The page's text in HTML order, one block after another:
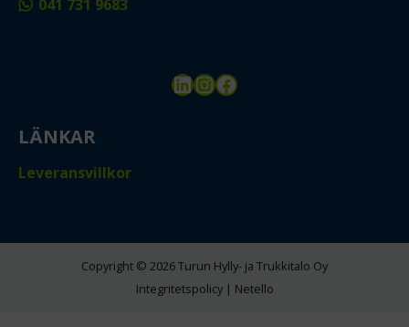
041 731 9683
LinkedIn
Instagram
Facebook
LÄNKAR
Leveransvillkor
Copyright © 2026 Turun Hylly- ja Trukkitalo Oy
Integritetspolicy| Netello